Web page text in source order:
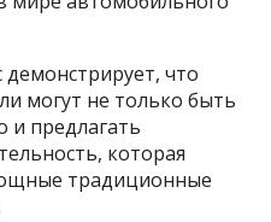
что
могут не только быть
и предлагать
которая
традиционные